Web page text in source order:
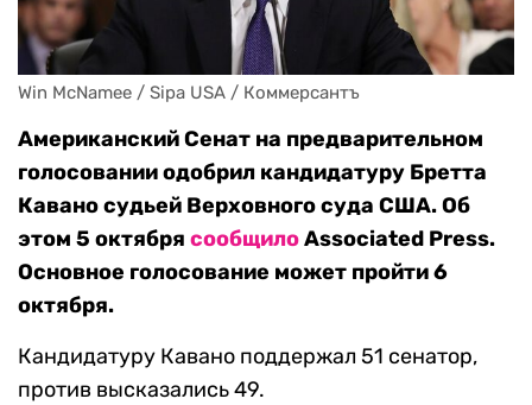
Win McNamee / Sipa USA / Коммерсантъ
Американский Сенат на предварительном
голосовании одобрил кандидатуру Бретта
Кавано судьей Верховного суда США. Об
этом 5 октября сообщилоAssociated Press.
Основное голосование может пройти 6
октября.
Кандидатуру Кавано поддержал 51 сенатор,
против высказались 49.